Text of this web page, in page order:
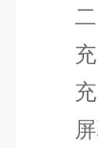
二
充
充
屏